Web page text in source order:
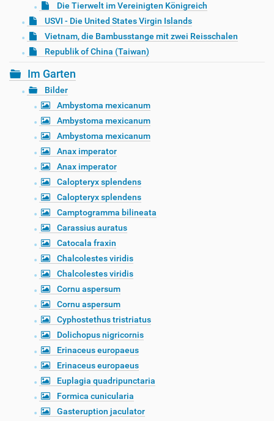
Die Tierwelt im Vereinigten Königreich
USVI - Die United States Virgin Islands
Vietnam, die Bambusstange mit zwei Reisschalen
Republik of China (Taiwan)
Im Garten
Bilder
Ambystoma mexicanum
Ambystoma mexicanum
Ambystoma mexicanum
Anax imperator
Anax imperator
Calopteryx splendens
Calopteryx splendens
Camptogramma bilineata
Carassius auratus
Catocala fraxin
Chalcolestes viridis
Chalcolestes viridis
Cornu aspersum
Cornu aspersum
Cyphostethus tristriatus
Dolichopus nigricornis
Erinaceus europaeus
Erinaceus europaeus
Euplagia quadripunctaria
Formica cunicularia
Gasteruption jaculator